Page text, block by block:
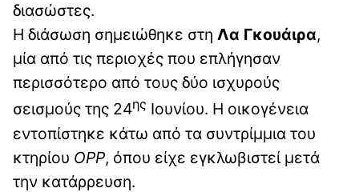
διασώστες.
Η διάσωση σημειώθηκε στη Λα Γκουάιρα,
μία από τις περιοχές που επλήγησαν
περισσότερο από τους δύο ισχυρούς
σεισμούς της 24ης Ιουνίου. Η οικογένεια
εντοπίστηκε κάτω από τα συντρίμμια του
κτηρίου OPP, όπου είχε εγκλωβιστεί μετά
την κατάρρευση.